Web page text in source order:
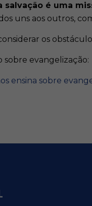
salvação é uma
uns aos outros,
os
sobre evangelização:
ensina sobre